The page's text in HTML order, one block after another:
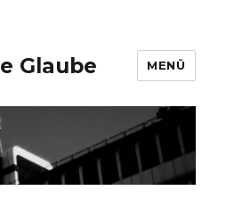
Glaube MENÜ